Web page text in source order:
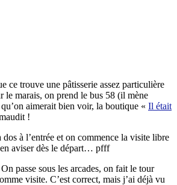
ce trouve une pâtisserie assez particulière
le marais, on prend le bus 58 (il mène
aimerait bien voir, la boutique « Il était
!
à l’entrée et on commence la visite libre
en aviser dès le départ… pfff
passe sous les arcades, on fait le tour
visite. C’est correct, mais j’ai déjà vu